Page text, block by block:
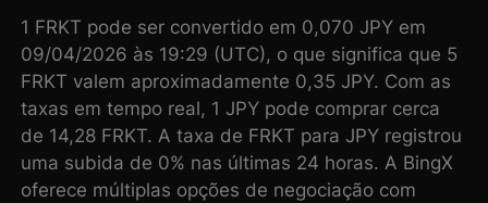
1 FRKT pode ser convertido em 0,070 JPY em
09/04/2026 às 19:29 (UTC), o que significa que 5
FRKT valem aproximadamente 0,35 JPY. Com as
taxas em tempo real, 1 JPY pode comprar cerca
de 14,28 FRKT. A taxa de FRKT para JPY registrou
uma subida de 0% nas últimas 24 horas. A BingX
oferece múltiplas opções de negociação com